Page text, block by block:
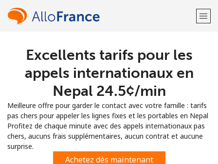
Bienvenue!
Vous avez déjà un compte?
S'enregistrer avec
Excellents tarifs pour les
appels internationaux en
Nepal ⁦24.5¢⁩/min
Meilleure offre pour garder le contact avec votre famille : tarifs
pas chers pour appeler les lignes fixes et les portables en Nepal
Profitez de chaque minute avec des appels internationaux pas
chers, aucuns frais supplémentaires, aucun contrat et aucune
surprise.
Achetez dès maintenant